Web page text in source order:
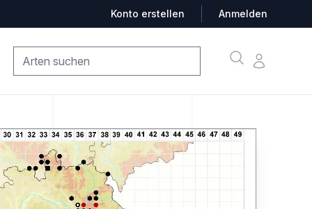
Konto erstellen Anmelden
SucheKonto